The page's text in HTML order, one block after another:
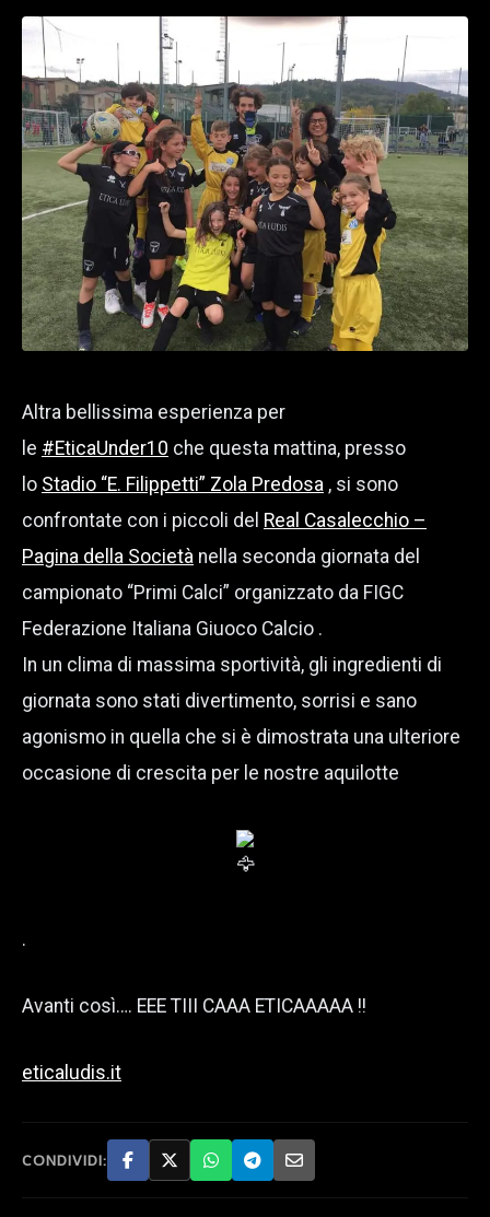
Altra bellissima esperienza per
le #EticaUnder10 che questa mattina, presso
lo Stadio “E. Filippetti” Zola Predosa , si sono
confrontate con i piccoli del Real Casalecchio –
Pagina della Società nella seconda giornata del
campionato “Primi Calci” organizzato da FIGC
Federazione Italiana Giuoco Calcio .
In un clima di massima sportività, gli ingredienti di
giornata sono stati divertimento, sorrisi e sano
agonismo in quella che si è dimostrata una ulteriore
occasione di crescita per le nostre aquilotte
.
Avanti così…. EEE TIII CAAA ETICAAAAA !!
eticaludis.it
CONDIVIDI: